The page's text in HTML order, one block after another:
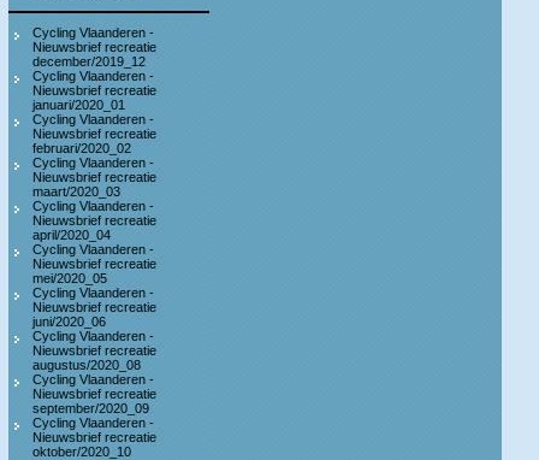
Cycling Vlaanderen -
Nieuwsbrief recreatie
december/2019_12
Cycling Vlaanderen -
Nieuwsbrief recreatie
januari/2020_01
Cycling Vlaanderen -
Nieuwsbrief recreatie
februari/2020_02
Cycling Vlaanderen -
Nieuwsbrief recreatie
maart/2020_03
Cycling Vlaanderen -
Nieuwsbrief recreatie
april/2020_04
Cycling Vlaanderen -
Nieuwsbrief recreatie
mei/2020_05
Cycling Vlaanderen -
Nieuwsbrief recreatie
juni/2020_06
Cycling Vlaanderen -
Nieuwsbrief recreatie
augustus/2020_08
Cycling Vlaanderen -
Nieuwsbrief recreatie
september/2020_09
Cycling Vlaanderen -
Nieuwsbrief recreatie
oktober/2020_10